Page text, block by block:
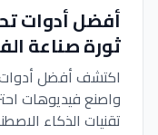
ثورة صناعة
واصنع فيديوهات
تقنيات الذكاء